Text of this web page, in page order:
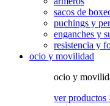
sacos de
puchings y
enganches y
resistencia y
ocio y movilidad
ocio y
ver productos